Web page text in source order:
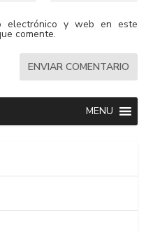
electrónico y web en este
comente.
MENU